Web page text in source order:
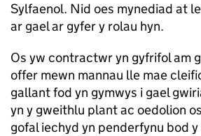
Sylfaenol. Nid oes mynediad at
ar gael ar gyfer y rolau hyn.
Os yw contractwr yn gyfrifol am
offer mewn mannau lle mae
gallant fod yn gymwys i gael
yn y gweithlu plant ac oedolion
gofal iechyd yn penderfynu bod y